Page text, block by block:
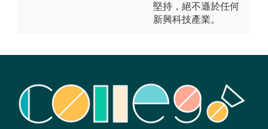
堅持，絕不遜於任何
新興科技產業。